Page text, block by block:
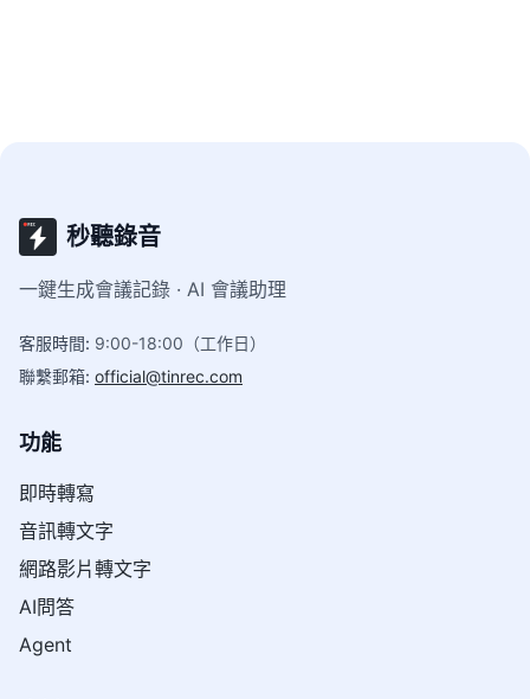
秒聽錄音
一鍵生成會議記錄 · AI 會議助理
客服時間: 9:00-18:00（工作日）
聯繫郵箱: official@tinrec.com
功能
即時轉寫
音訊轉文字
網路影片轉文字
AI問答
Agent